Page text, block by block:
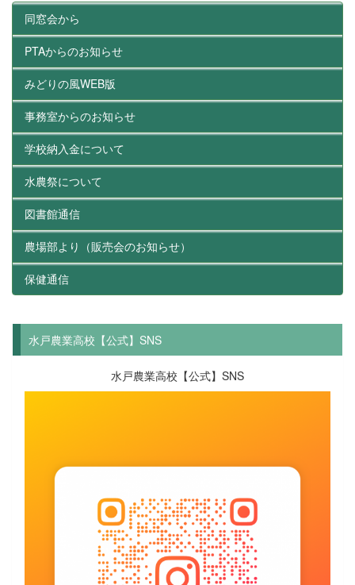
り回されてもいられない。授業を進めたい。
が、看過できることなのか。「それでは、国
語で何を学習するのか？」即座に問い返して
みたが、応えられる筈もない。 国語教科
ばかりではない。ほかの教科にもそれぞれね
らいがある。そしてその時間の目標もある。
そのことをしっかり理解して取り組む必要が
ある。そんなことは蹴とばして席についてい
るとしたら、何のために学校へ来ているのだ
ろう。「学び」というものをどうとらえてい
るのか。 国語教科は、言わずもがな（言
わない方がいいと思われること、言うに及ば
ないこと。）、読み、書き、聞く・話す 手
法を学ぶ。 読みは、文学作品を読み主題
をとらえる。作者の言わんとするところを読
み取り、感想を持...
同窓会から
PTAからのお知らせ
みどりの風WEB版
事務室からのお知らせ
学校納入金について
水農祭について
図書館通信
農場部より（販売会のお知らせ）
保健通信
水戸農業高校【公式】SNS
水戸農業高校【公式】SNS